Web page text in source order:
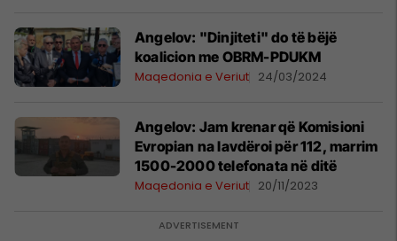
Angelov: "Dinjiteti" do të bëjë
koalicion me OBRM-PDUKM
Maqedonia e Veriut 24/03/2024
Angelov: Jam krenar që Komisioni
Evropian na lavdëroi për 112, marrim
1500-2000 telefonata në ditë
Maqedonia e Veriut 20/11/2023